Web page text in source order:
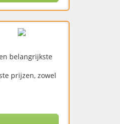
belangrijkste
prijzen, zowel